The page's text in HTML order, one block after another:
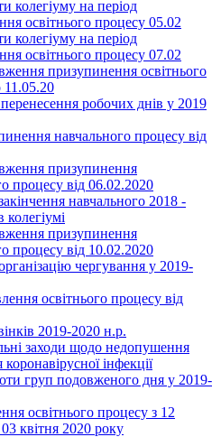
колегіуму на період
освітнього процесу 05.02
колегіуму на період
освітнього процесу 07.02
призупинення освітнього
11.05.20
робочих днів у 2019
навчального процесу від
призупинення
процесу від 06.02.2020
навчального 2018 -
колегіумі
призупинення
процесу від 10.02.2020
чергування у 2019-
освітнього процесу від
2019-2020 н.р.
заходи щодо недопушення
інфекції
груп подовженого дня у 2019-
освітнього процесу з 12
квітня 2020 року